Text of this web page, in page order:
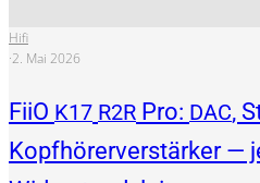
Hifi
·2. Mai 2026
FiiO K17 R2R Pro: DAC,
Kopfhörerverstärker —